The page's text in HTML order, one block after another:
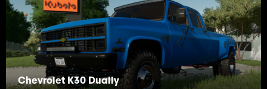
Chevrolet K30 Dually